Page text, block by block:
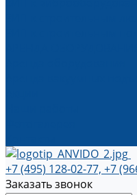
+7 (495) 128-02-77, +7
Заказать звонок